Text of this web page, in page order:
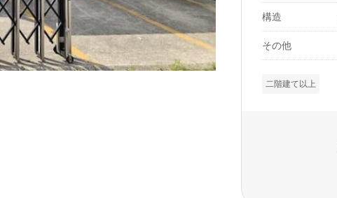
構造
その他
二階建て以上